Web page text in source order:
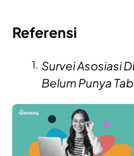
Referensi
Survei Asosiasi
Belum Punya